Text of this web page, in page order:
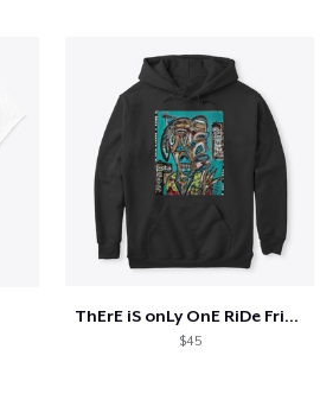
ThErE iS onLy OnE RiDe FriEnD
$45